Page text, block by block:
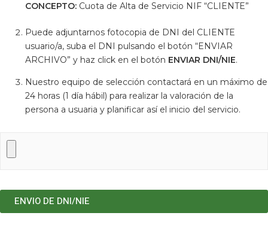
CONCEPTO: Cuota de Alta de Servicio NIF “CLIENTE”
Puede adjuntarnos fotocopia de DNI del CLIENTE
usuario/a, suba el DNI pulsando el botón “ENVIAR
ARCHIVO” y haz click en el botón ENVIAR DNI/NIE.
Nuestro equipo de selección contactará en un máximo de
24 horas (1 día hábil) para realizar la valoración de la
persona a usuaria y planificar así el inicio del servicio.